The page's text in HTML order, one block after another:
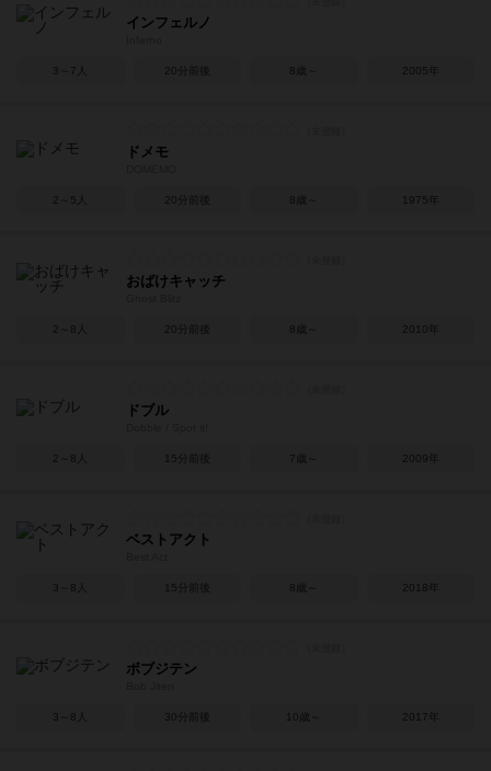
インフェルノ
3～7人 20分前後 8歳～ 2005年
ドメモ
2～5人 20分前後 8歳～ 1975年
おばけキャッチ
2～8人 20分前後 8歳～ 2010年
ドブル
2～8人 15分前後 7歳～ 2009年
ベストアクト
3～8人 15分前後 8歳～ 2018年
ボブジテン
3～8人 30分前後 10歳～ 2017年